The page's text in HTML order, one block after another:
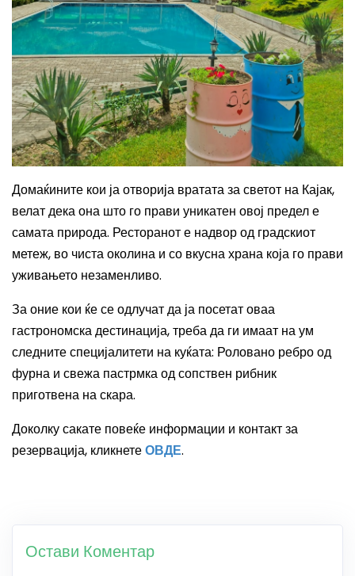
Домаќините кои ја отворија вратата за светот на Кајак,
велат дека она што го прави уникатен овој предел е
самата природа. Ресторанот е надвор од градскиот
метеж, во чиста околина и со вкусна храна која го прави
уживањето незаменливо.
За оние кои ќе се одлучат да ја посетат оваа
гастрономска дестинација, треба да ги имаат на ум
следните специјалитети на куќата: Роловано ребро од
фурна и свежа пастрмка од сопствен рибник
приготвена на скара.
Доколку сакате повеќе информации и контакт за
резервација, кликнетеОВДЕ.
Остави Коментар